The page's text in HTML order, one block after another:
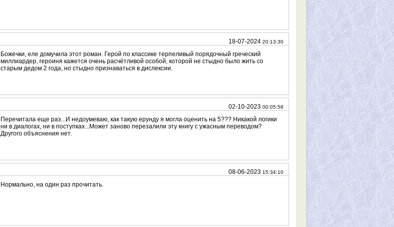
18-07-2024 20:13:30
Божечки, еле домучила этот роман. Герой по классике терпеливый порядочный греческий
миллиардер, героиня кажется очень расчётливой особой, которой не стыдно было жить со
старым дедом 2 года, но стыдно признаваться в дислексии.
02-10-2023 00:05:58
Перечитала еще раз...И недоумеваю, как такую ерунду я могла оценить на 5??? Никакой логики
ни в диалогах, ни в поступках...Может заново перезалили эту книгу с ужасным переводом?
Другого объяснения нет.
08-06-2023 15:34:10
Нормально, на один раз прочитать.